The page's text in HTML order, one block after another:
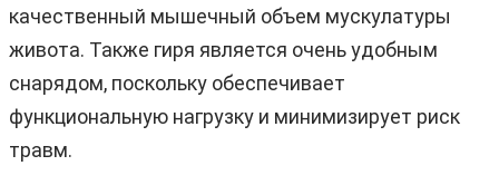
качественный мышечный объем мускулатуры
живота. Также гиря является очень удобным
снарядом, поскольку обеспечивает
функциональную нагрузку и минимизирует риск
травм.